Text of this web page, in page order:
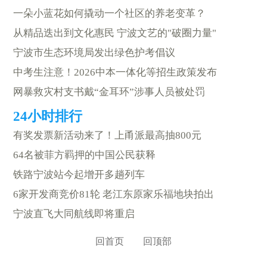
一朵小蓝花如何撬动一个社区的养老变革？
从精品迭出到文化惠民 宁波文艺的"破圈力量"
宁波市生态环境局发出绿色护考倡议
中考生注意！2026中本一体化等招生政策发布
网暴救灾村支书戴“金耳环”涉事人员被处罚
有奖发票新活动来了！上甬派最高抽800元
64名被菲方羁押的中国公民获释
铁路宁波站今起增开多趟列车
6家开发商竞价81轮 老江东原家乐福地块拍出
宁波直飞大同航线即将重启
回首页 回顶部